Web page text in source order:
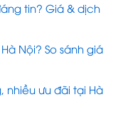
tin? Giá & dịch
Nội? So sánh giá
nhiều ưu đãi tại Hà